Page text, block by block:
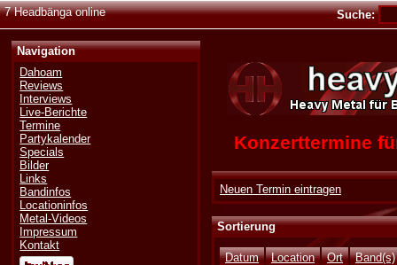
7 Headbänga online Suche:
Navigation
Dahoam
Reviews
Interviews
Live-Berichte
Termine
Partykalender
Specials
Bilder
Links
Bandinfos
Locationinfos
Metal-Videos
Impressum
Kontakt
Konzerttermine
Neuen Termin eintragen
Sortierung
Datum Location Ort Band(s)